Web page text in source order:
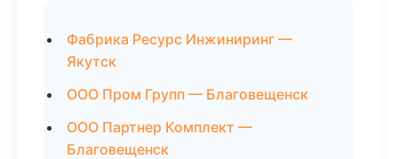
Фабрика Ресурс Инжиниринг —
Якутск
ООО Пром Групп — Благовещенск
ООО Партнер Комплект —
Благовещенск